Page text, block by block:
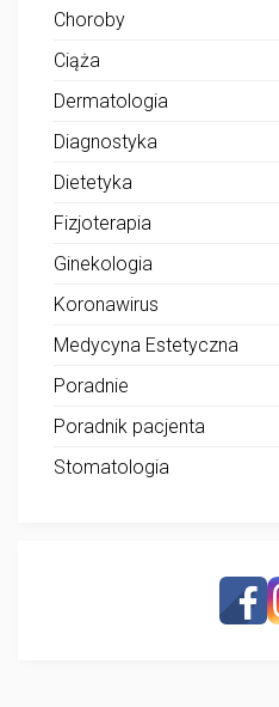
Choroby
Ciąża
Dermatologia
Diagnostyka
Dietetyka
Fizjoterapia
Ginekologia
Koronawirus
Medycyna Estetyczna
Poradnie
Poradnik pacjenta
Stomatologia